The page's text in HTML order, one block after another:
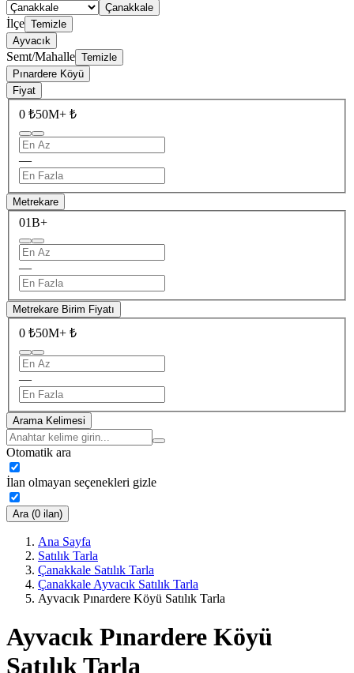
Çanakkale
İlçe Temizle
Ayvacık
Semt/Mahalle Temizle
Pınardere Köyü
Fiyat
0 ₺50M+ ₺
—
Metrekare
01B+
—
Metrekare Birim Fiyatı
0 ₺50M+ ₺
—
Arama Kelimesi
Otomatik ara
İlan olmayan seçenekleri gizle
Ara (0 ilan)
Ana Sayfa
Satılık Tarla
Çanakkale Satılık Tarla
Çanakkale Ayvacık Satılık Tarla
Ayvacık Pınardere Köyü Satılık Tarla
Ayvacık Pınardere Köyü
Satılık Tarla